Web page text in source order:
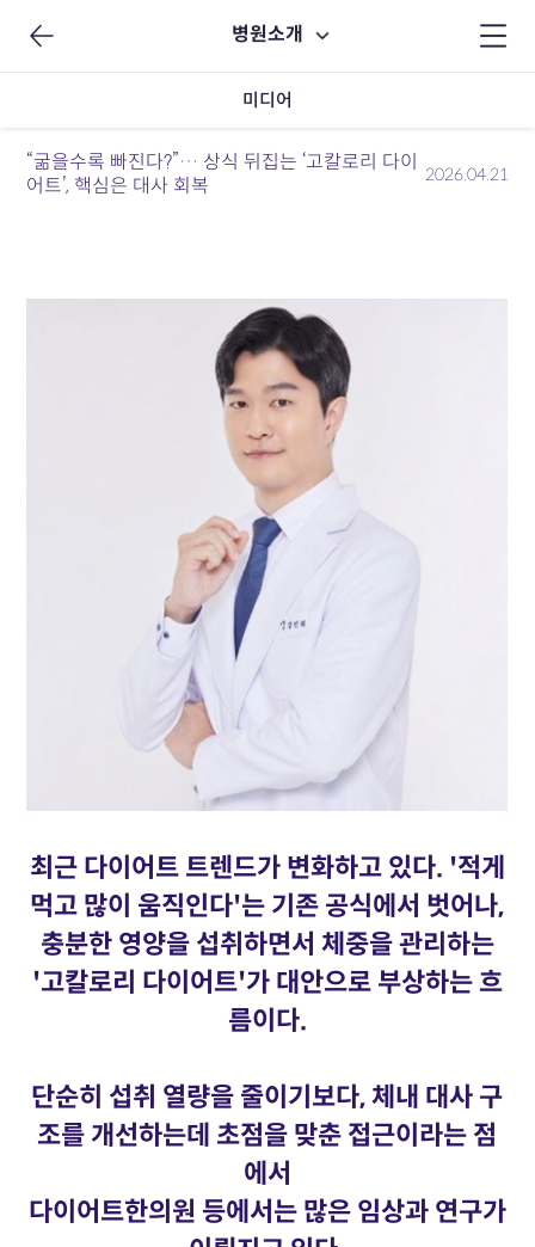
병원소개
미디어
“굶을수록 빠진다?”… 상식 뒤집는 ‘고칼로리 다이
어트’, 핵심은 대사 회복
2026.04.21
최근 다이어트 트렌드가 변화하고 있다. '적게
먹고 많이 움직인다'는 기존 공식에서 벗어나,
충분한 영양을 섭취하면서 체중을 관리하는
'고칼로리 다이어트'가 대안으로 부상하는 흐
름이다.
단순히 섭취 열량을 줄이기보다, 체내 대사 구
조를 개선하는데 초점을 맞춘 접근이라는 점
에서
다이어트한의원 등에서는 많은 임상과 연구가